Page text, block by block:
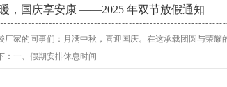
，国庆享安康 ——2025 年双节放假通知
厂家的同事们：月满中秋，喜迎国庆。在这承载团圆与荣
一、假期安排休息时间···